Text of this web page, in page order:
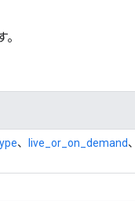
、 live_or_on_demand、